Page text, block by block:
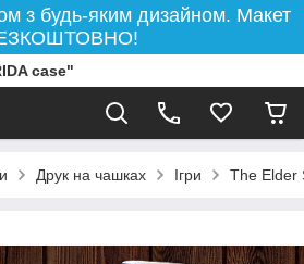
з будь-яким дизайном. Макет
case"
Друк на чашках Ігри The Elder